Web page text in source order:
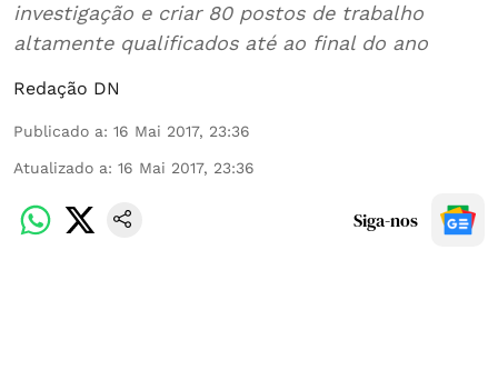
investigação e criar 80 postos de trabalho
altamente qualificados até ao final do ano
Redação DN
Publicado a: 16 Mai 2017, 23:36
Atualizado a: 16 Mai 2017, 23:36
Siga-nos